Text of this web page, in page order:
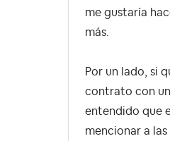
me gustaría
más.
Por un lado, si
contrato con
entendido que
mencionar a